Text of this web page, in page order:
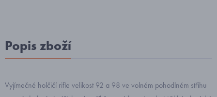
Popis zboží
Vyjímečné holčičí rifle velikost 92 a 98 ve volném pohodlném střihu